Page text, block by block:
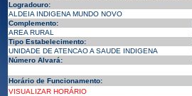
Logradouro:
ALDEIA INDIGENA MUNDO NOVO
Complemento:
AREA RURAL
Tipo Estabelecimento:
UNIDADE DE ATENCAO A SAUDE INDIGENA
Número Alvará:
Horário de Funcionamento:
VISUALIZAR HORÁRIO